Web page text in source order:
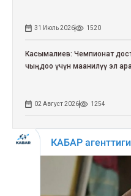
31 Июль 2026 1520
Касымалиев: Чемпионат
чыңдоо үчүн маанилүү эл
02 Август 2026 1254